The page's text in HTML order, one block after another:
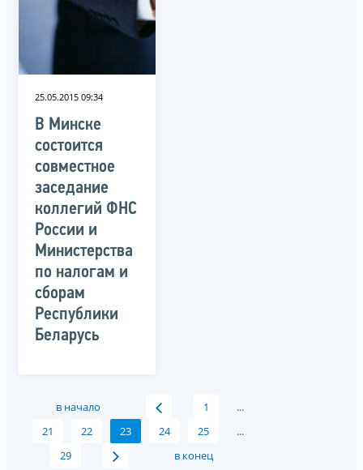
25.05.2015 09:34
В Минске
состоится
совместное
заседание
коллегий ФНС
России и
Министерства
по налогам и
сборам
Республики
Беларусь
в начало 1
...
21
22 23 24 25
...
29
в конец